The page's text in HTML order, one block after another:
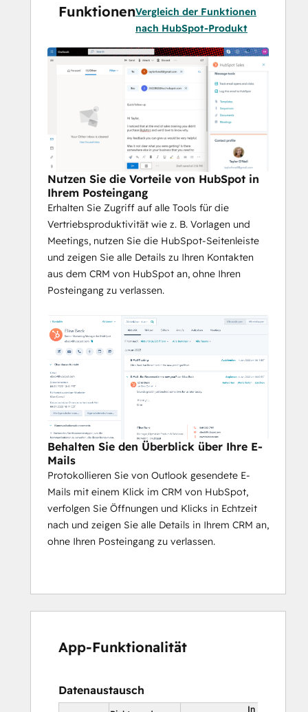
FunktionenVergleich der Funktionen
nach HubSpot-Produkt
Nutzen Sie die Vorteile von HubSpot in
Ihrem Posteingang
Erhalten Sie Zugriff auf alle Tools für die
Vertriebsproduktivität wie z. B. Vorlagen und
Meetings, nutzen Sie die HubSpot-Seitenleiste
und zeigen Sie alle Details zu Ihren Kontakten
aus dem CRM von HubSpot an, ohne Ihren
Posteingang zu verlassen.
Behalten Sie den Überblick über Ihre E-
Mails
Protokollieren Sie von Outlook gesendete E-
Mails mit einem Klick im CRM von HubSpot,
verfolgen Sie Öffnungen und Klicks in Echtzeit
nach und zeigen Sie alle Details in Ihrem CRM an,
ohne Ihren Posteingang zu verlassen.
App-Funktionalität
Datenaustausch
In